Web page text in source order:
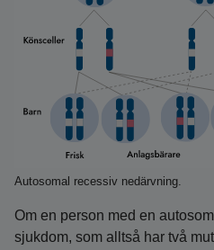
Autosomal recessiv nedärvning.
Om en person med en
sjukdom, som alltså har två